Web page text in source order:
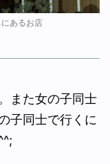
あるお店
また女の子同士
子同士で行くに